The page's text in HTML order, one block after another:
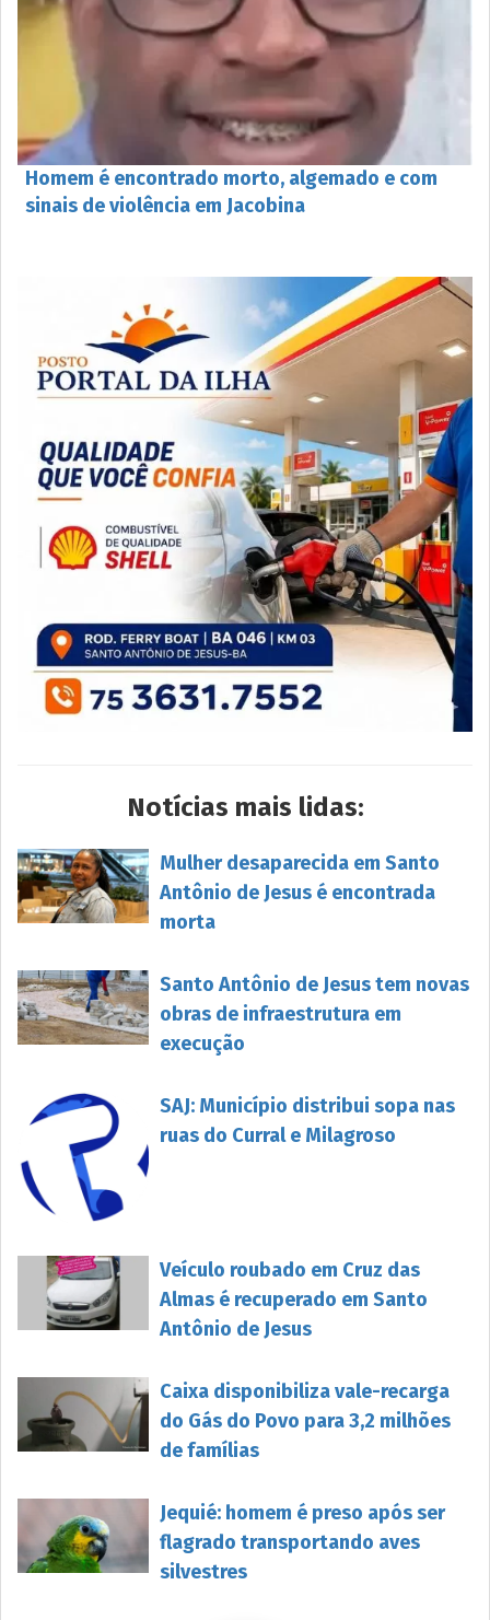
Homem é encontrado morto, algemado e com
sinais de violência em Jacobina
Notícias mais lidas:
Mulher desaparecida em Santo
Antônio de Jesus é encontrada
morta
Santo Antônio de Jesus tem novas
obras de infraestrutura em
execução
SAJ: Município distribui sopa nas
ruas do Curral e Milagroso
Veículo roubado em Cruz das
Almas é recuperado em Santo
Antônio de Jesus
Caixa disponibiliza vale-recarga
do Gás do Povo para 3,2 milhões
de famílias
Jequié: homem é preso após ser
flagrado transportando aves
silvestres